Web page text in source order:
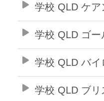
学校 QLD ケア
学校 QLD ゴ
学校 QLD バ
学校 QLD ブリ